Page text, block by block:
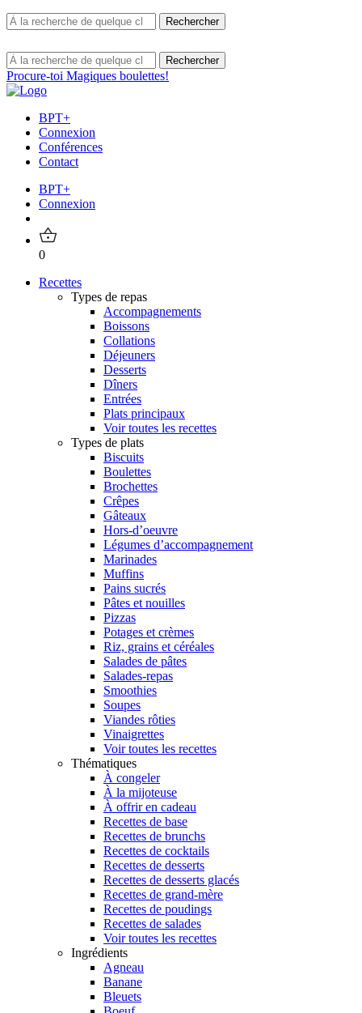
Procure-toi Magiques boulettes!
BPT+
Connexion
Conférences
Contact
BPT+
Connexion
0
Recettes
Types de repas
Accompagnements
Boissons
Collations
Déjeuners
Desserts
Dîners
Entrées
Plats principaux
Voir toutes les recettes
Types de plats
Biscuits
Boulettes
Brochettes
Crêpes
Gâteaux
Hors-d’oeuvre
Légumes d’accompagnement
Marinades
Muffins
Pains sucrés
Pâtes et nouilles
Pizzas
Potages et crèmes
Riz, grains et céréales
Salades de pâtes
Salades-repas
Smoothies
Soupes
Viandes rôties
Vinaigrettes
Voir toutes les recettes
Thématiques
À congeler
À la mijoteuse
À offrir en cadeau
Recettes de base
Recettes de brunchs
Recettes de cocktails
Recettes de desserts
Recettes de desserts glacés
Recettes de grand-mère
Recettes de poudings
Recettes de salades
Voir toutes les recettes
Ingrédients
Agneau
Banane
Bleuets